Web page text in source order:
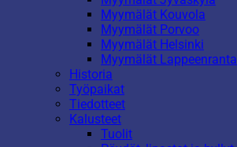
Myymälät Kouvola
Myymälät Porvoo
Myymälät Helsinki
Myymälät Lappeenranta
Historia
Työpaikat
Tiedotteet
Kalusteet
Tuolit